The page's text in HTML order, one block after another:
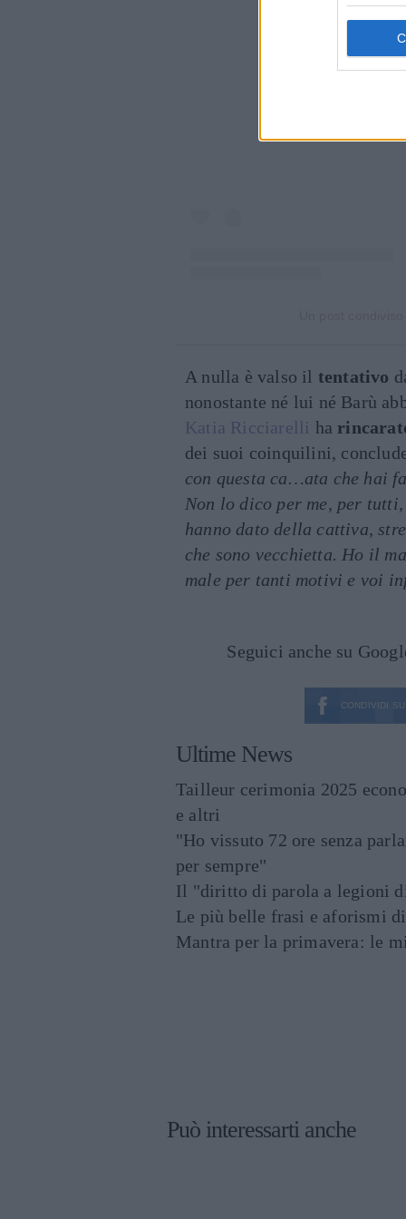
A nulla è valso il tentativo
nonostante né lui né Barù
Katia Ricciarelli ha
dei suoi coinquilini,
con questa ca…ata che hai
Non lo dico per me, per
hanno dato della cattiva,
che sono vecchietta. Ho il
male per tanti motivi e voi
Seguici anche su
CONDIVIDI SU
Ultime News
Tailleur cerimonia 2025
e altri
"Ho vissuto 72 ore senza
per sempre"
Il "diritto di parola a legioni
Le più belle frasi e aforismi
Mantra per la primavera: le
Può interessarti anche